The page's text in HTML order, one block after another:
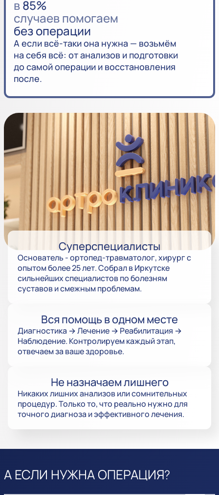
в85%
случаев помогаем
без операции
А если всё-таки она нужна — возьмём
на себя всё: от анализов и подготовки
до самой операции и восстановления
после.
Суперспециалисты
Основатель - ортопед-травматолог, хирург с
опытом более 25 лет. Собрал в Иркутске
сильнейших специалистов по болезням
суставов и смежным проблемам.
Вся помощь в одном месте
Диагностика → Лечение → Реабилитация →
Наблюдение. Контролируем каждый этап,
отвечаем за ваше здоровье.
Не назначаем лишнего
Никаких лишних анализов или сомнительных
процедур. Только то, что реально нужно для
точного диагноза и эффективного лечения.
А ЕСЛИ НУЖНА ОПЕРАЦИЯ?